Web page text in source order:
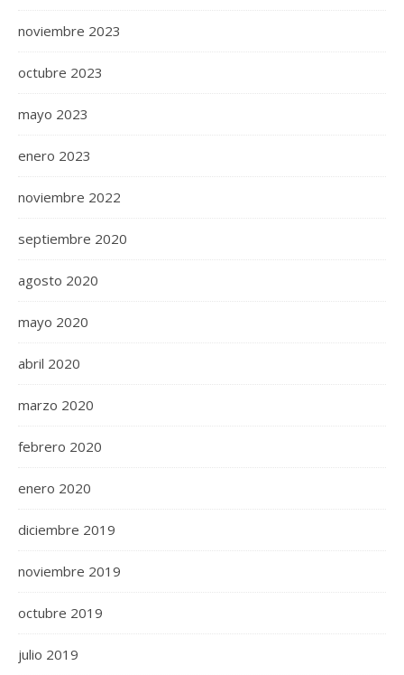
noviembre 2023
octubre 2023
mayo 2023
enero 2023
noviembre 2022
septiembre 2020
agosto 2020
mayo 2020
abril 2020
marzo 2020
febrero 2020
enero 2020
diciembre 2019
noviembre 2019
octubre 2019
julio 2019